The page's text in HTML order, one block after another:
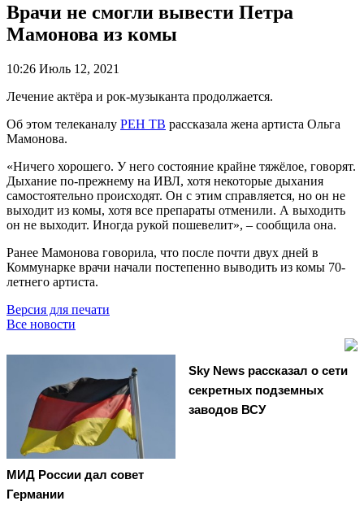
Врачи не смогли вывести Петра
Мамонова из комы
10:26 Июль 12, 2021
Лечение актёра и рок-музыканта продолжается.
Об этом телеканалу РЕН ТВ рассказала жена артиста Ольга
Мамонова.
«Ничего хорошего. У него состояние крайне тяжёлое, говорят.
Дыхание по-прежнему на ИВЛ, хотя некоторые дыхания
самостоятельно происходят. Он с этим справляется, но он не
выходит из комы, хотя все препараты отменили. А выходить
он не выходит. Иногда рукой пошевелит», – сообщила она.
Ранее Мамонова говорила, что после почти двух дней в
Коммунарке врачи начали постепенно выводить из комы 70-
летнего артиста.
Версия для печати
Все новости
МИД России дал совет
Германии
Sky News рассказал о сети
секретных подземных
заводов ВСУ